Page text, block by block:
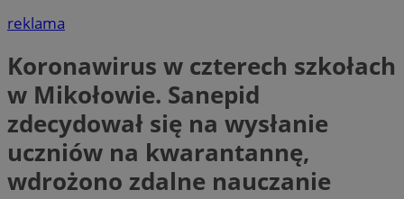
reklama
Koronawirus w czterech szkołach
w Mikołowie. Sanepid
zdecydował się na wysłanie
uczniów na kwarantannę,
wdrożono zdalne nauczanie